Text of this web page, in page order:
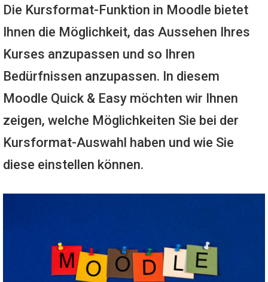
Die Kursformat-Funktion in Moodle bietet
Ihnen die Möglichkeit, das Aussehen Ihres
Kurses anzupassen und so Ihren
Bedürfnissen anzupassen. In diesem
Moodle Quick & Easy möchten wir Ihnen
zeigen, welche Möglichkeiten Sie bei der
Kursformat-Auswahl haben und wie Sie
diese einstellen können.